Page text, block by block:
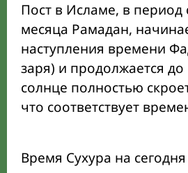
Пост в Исламе, в период
месяца Рамадан,
наступления времени
заря) и продолжается
солнце полностью
что соответствует
Время Сухура на сегодня